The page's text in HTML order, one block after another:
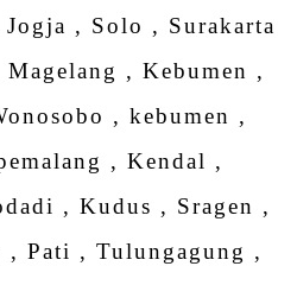
, Solo , Surakarta
, Kebumen ,
, kebumen ,
, Kendal ,
, Kudus , Sragen ,
, Pati , Tulungagung ,